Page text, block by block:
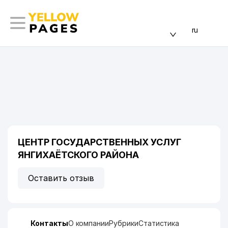
ru
ЦЕНТР ГОСУДАРСТВЕННЫХ УСЛУГ
ЯНГИХАЁТСКОГО РАЙОНА
Оставить отзыв
КонтактыО компанииРубрикиСтатистика